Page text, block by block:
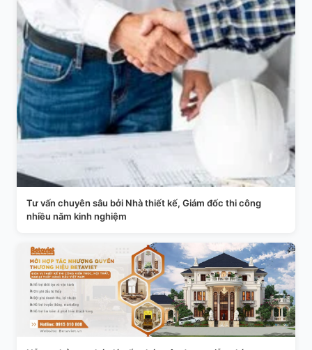
Tư vấn chuyên sâu bởi Nhà thiết kế, Giám đốc thi công
nhiều năm kinh nghiệm